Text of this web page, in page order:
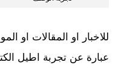
للاخبار او المقالات او
عبارة عن تجربة اطيل